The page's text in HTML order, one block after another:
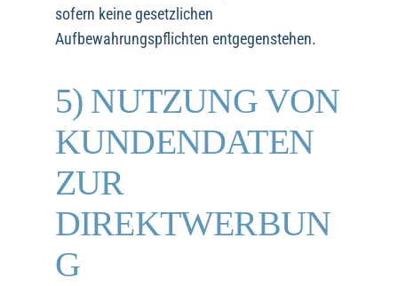
sofern keine gesetzlichen
Aufbewahrungspflichten entgegenstehen.
5) NUTZUNG VON
KUNDENDATEN
ZUR
DIREKTWERBUN
G